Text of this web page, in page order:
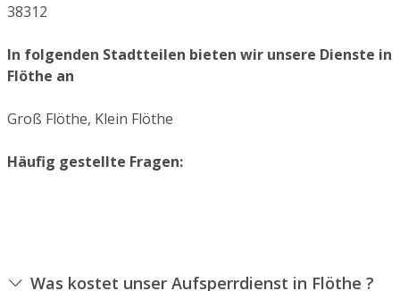
38312
In folgenden Stadtteilen bieten wir unsere Dienste in
Flöthe an
Groß Flöthe, Klein Flöthe
Häufig gestellte Fragen:
Was kostet unser Aufsperrdienst in Flöthe ?